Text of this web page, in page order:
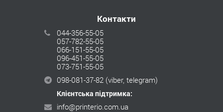
Контакти
044-356-55-05
057-782-55-05
066-151-55-05
096-451-55-05
073-751-55-05
098-081-37-82 (viber, telegram)
Клієнтська підтримка:
info@printerio.com.ua